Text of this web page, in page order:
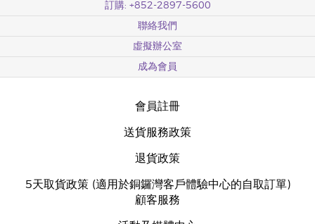
訂購: +852-2897-5600
聯絡我們
虛擬辦公室
成為會員
會員註冊
送貨服務政策
退貨政策
5天取貨政策 (適用於銅鑼灣客戶體驗中心的自取訂單)
顧客服務